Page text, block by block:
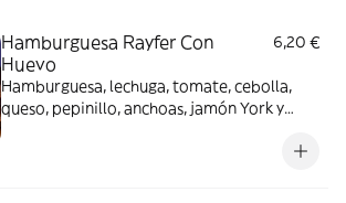
Hamburguesa Rayfer Con
Huevo
6,20 €
Hamburguesa, lechuga, tomate, cebolla,
queso, pepinillo, anchoas, jamón York y